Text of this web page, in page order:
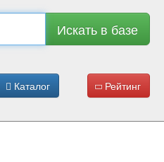
Искать в базе
Рейтинг
Каталог